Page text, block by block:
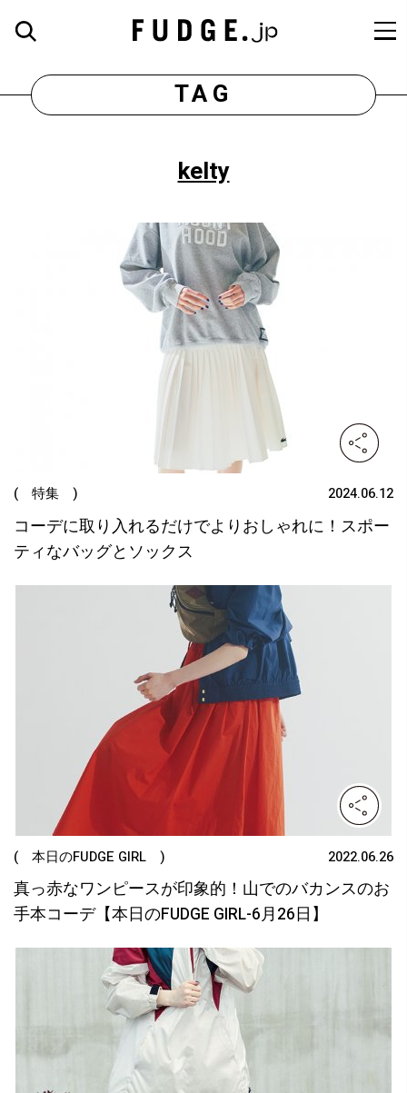
TAG
kelty
( 特集 ) 2024.06.12
コーデに取り入れるだけでよりおしゃれに！スポー
ティなバッグとソックス
( 本日のFUDGE GIRL ) 2022.06.26
真っ赤なワンピースが印象的！山でのバカンスのお
手本コーデ【本日のFUDGE GIRL-6月26日】